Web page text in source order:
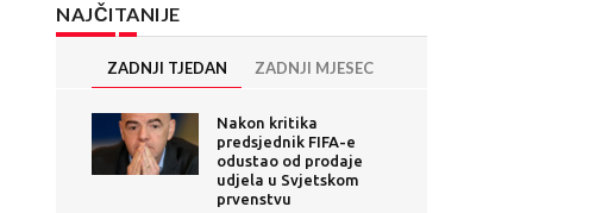
NAJČITANIJE
ZADNJI TJEDAN ZADNJI MJESEC
Nakon kritika
predsjednik FIFA-e
odustao od prodaje
udjela u Svjetskom
prvenstvu